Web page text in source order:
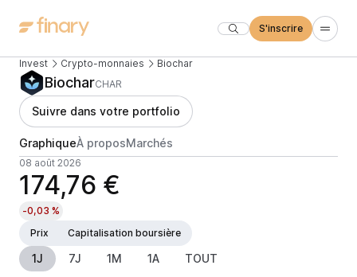
S'inscrire
Invest Crypto-monnaies Biochar
BiocharCHAR
Suivre dans votre portfolio
GraphiqueÀ proposMarchés
08 août 2026
174,76 €
-0,03 %
Prix
Capitalisation boursière
1J 7J 1M 1A TOUT